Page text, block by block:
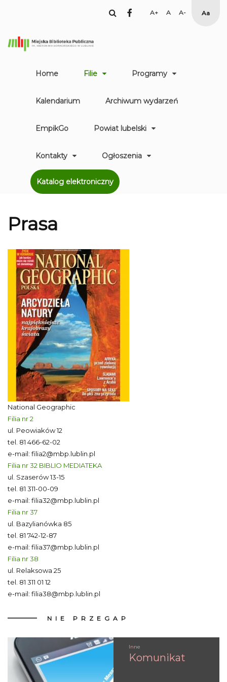
facebook
Set Set
Smaller
High
Home Filie Programy
Kalendarium Archiwum wydarzeń
EmpikGo Powiat lubelski
Kontakty Ogłoszenia
Katalog elektroniczny
Prasa
National Geographic
Filia nr 2
ul. Peowiaków 12
tel. 81 466-62-02
e-mail: filia2@mbp.lublin.pl
Filia nr 32 BIBLIO MEDIATEKA
ul. Szaserów 13-15
tel. 81 311-00-09
e-mail: filia32@mbp.lublin.pl
Filia nr 37
ul. Bazylianówka 85
tel. 81 742-12-87
e-mail: filia37@mbp.lublin.pl
Filia nr 38
ul. Relaksowa 25
tel. 81 311 01 12
e-mail: filia38@mbp.lublin.pl
NIE PRZEGAP
Inne
Komunikat